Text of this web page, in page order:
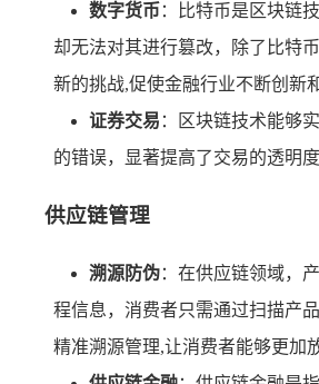
数字货币 ：比特币是区块链
却无法对其进行篡改，除了比特
新的挑战,促使金融行业不断创新
证券交易 ：区块链技术能够
的错误，显著提高了交易的透明
供应链管理
溯源防伪：在供应链领域，
程信息，消费者只需通过扫描产
精准溯源管理,让消费者能够更加